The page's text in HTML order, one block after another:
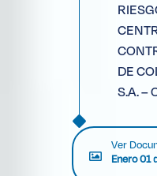
DE
S.A. –
Ver
Enero 01